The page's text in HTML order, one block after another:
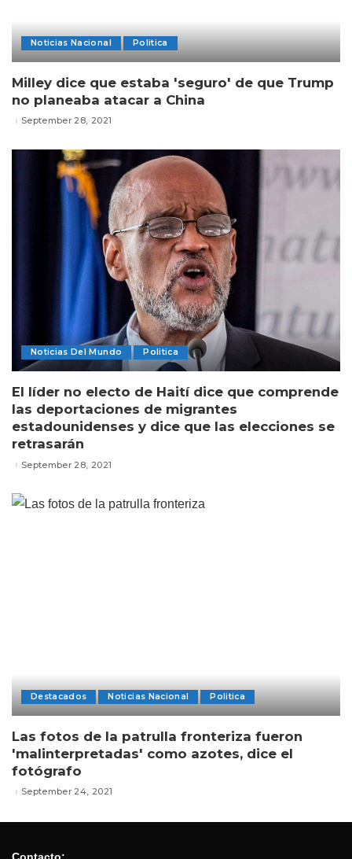
Noticias Nacional Politica
Milley dice que estaba 'seguro' de que Trump
no planeaba atacar a China
September 28, 2021
Noticias Del Mundo Politica
El líder no electo de Haití dice que comprende
las deportaciones de migrantes
estadounidenses y dice que las elecciones se
retrasarán
September 28, 2021
Destacados Noticias Nacional Politica
Las fotos de la patrulla fronteriza fueron
'malinterpretadas' como azotes, dice el
fotógrafo
September 24, 2021